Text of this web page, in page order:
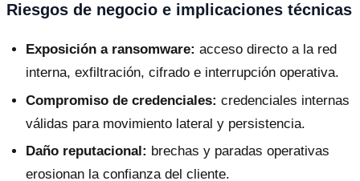
Riesgos de negocio e implicaciones técnicas
Exposición a ransomware: acceso directo a la red
interna, exfiltración, cifrado e interrupción operativa.
Compromiso de credenciales: credenciales internas
válidas para movimiento lateral y persistencia.
Daño reputacional: brechas y paradas operativas
erosionan la confianza del cliente.